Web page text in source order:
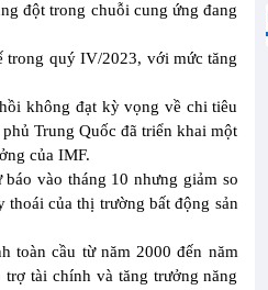
đột trong chuỗi cung ứng đang
trong quý IV/2023, với mức tăng
không đạt kỳ vọng về chi tiêu
Trung Quốc đã triển khai một
của IMF.
vào tháng 10 nhưng giảm so
của thị trường bất động sản
toàn cầu từ năm 2000 đến năm
tài chính và tăng trưởng năng